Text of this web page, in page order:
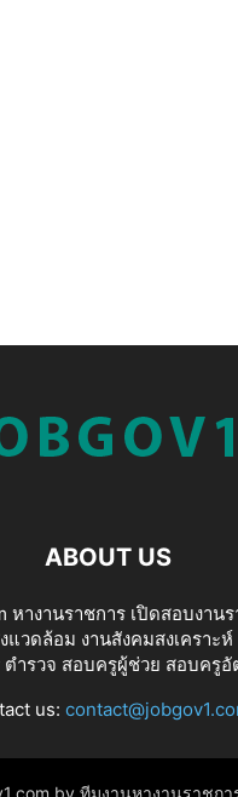
ABOUT US
หางานราชการ เปิดสอบงาน
วดล้อม งานสังคมสงเคราะห์
ำรวจ สอบครูผู้ช่วย สอบครูอั
us:
by ทีมงานหางานราชกา